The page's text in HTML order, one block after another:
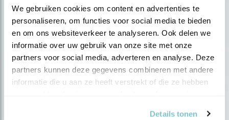
We gebruiken cookies om content en advertenties te
personaliseren, om functies voor social media te bieden
en om ons websiteverkeer te analyseren. Ook delen we
informatie over uw gebruik van onze site met onze
partners voor social media, adverteren en analyse. Deze
partners kunnen deze gegevens combineren met andere
informatie die u aan ze heeft verstrekt of die ze hebben
Details tonen